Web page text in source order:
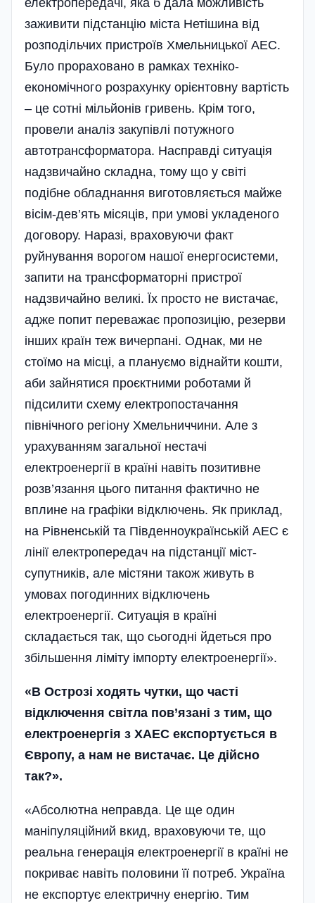
електропередачі, яка б дала можливість
заживити підстанцію міста Нетішина від
розподільчих пристроїв Хмельницької АЕС.
Було прораховано в рамках техніко-
економічного розрахунку орієнтовну вартість
– це сотні мільйонів гривень. Крім того,
провели аналіз закупівлі потужного
автотрансформатора. Насправді ситуація
надзвичайно складна, тому що у світі
подібне обладнання виготовляється майже
вісім-дев’ять місяців, при умові укладеного
договору. Наразі, враховуючи факт
руйнування ворогом нашої енергосистеми,
запити на трансформаторні пристрої
надзвичайно великі. Їх просто не вистачає,
адже попит переважає пропозицію, резерви
інших країн теж вичерпані. Однак, ми не
стоїмо на місці, а плануємо віднайти кошти,
аби зайнятися проєктними роботами й
підсилити схему електропостачання
північного регіону Хмельниччини. Але з
урахуванням загальної нестачі
електроенергії в країні навіть позитивне
розв’язання цього питання фактично не
вплине на графіки відключень. Як приклад,
на Рівненській та Південноукраїнській АЕС є
лінії електропередач на підстанції міст-
супутників, але містяни також живуть в
умовах погодинних відключень
електроенергії. Ситуація в країні
складається так, що сьогодні йдеться про
збільшення ліміту імпорту електроенергії».
«В Острозі ходять чутки, що часті
відключення світла пов’язані з тим, що
електроенергія з ХАЕС експортується в
Європу, а нам не вистачає. Це дійсно
так?».
«Абсолютна неправда. Це ще один
маніпуляційний вкид, враховуючи те, що
реальна генерація електроенергії в країні не
покриває навіть половини її потреб. Україна
не експортує електричну енергію. Тим